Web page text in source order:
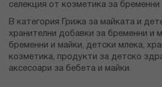
селекция от козметика за бременни
В категория Грижа за майката и
хранителни добавки за бременни и
бременни и майки, детски млека,
козметика, продукти за детско
аксесоари за бебета и майки.